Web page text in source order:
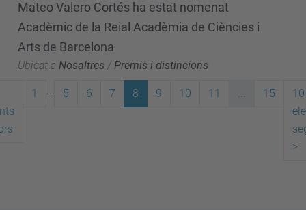
Mateo Valero Cortés ha estat nomenat
Acadèmic de la Reial Acadèmia de Ciències i
Arts de Barcelona
Ubicat a Nosaltres /Premis i distincions
1 5 6 7 8 9 10 11 ... 15
10
>